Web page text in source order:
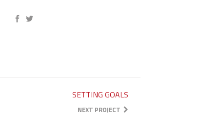
SETTING GOALS
NEXT PROJECT